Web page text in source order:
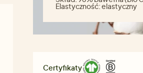
Elastyczność:elastyczny
Certyfikaty